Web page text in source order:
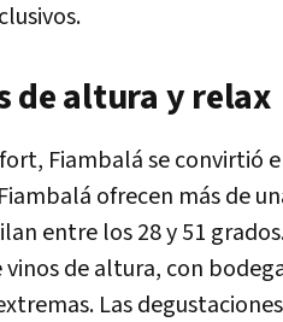
de altura y relax
Fiambalá se convirtió
ofrecen más de
entre los 28 y 51
de altura, con
Las